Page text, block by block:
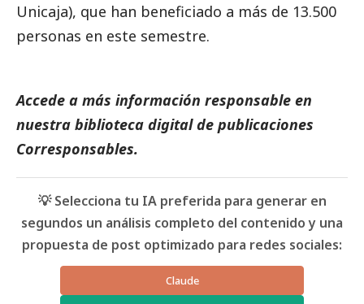
Unicaja), que han beneficiado a más de 13.500
personas en este semestre.
Accede a más información responsable en
nuestra biblioteca digital de publicaciones
Corresponsables.
💡 Selecciona tu IA preferida para generar en
segundos un análisis completo del contenido y una
propuesta de post optimizado para redes sociales:
Claude